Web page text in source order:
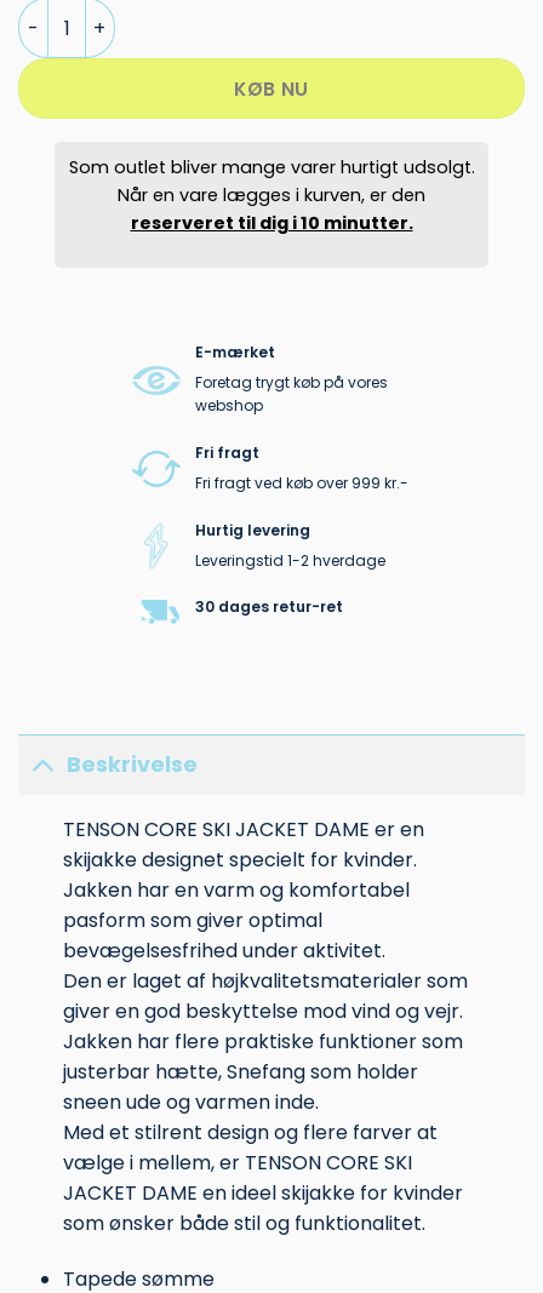
TENSON CORE JAKKE DAME antal
KØB NU
Som outlet bliver mange varer hurtigt udsolgt.
Når en vare lægges i kurven, er den
reserveret til dig i 10 minutter.
E-mærket
Foretag trygt køb på vores
webshop
Fri fragt
Fri fragt ved køb over 999 kr.-
Hurtig levering
Leveringstid 1-2 hverdage
30 dages retur-ret
Beskrivelse
TENSON CORE SKI JACKET DAME er en
skijakke designet specielt for kvinder.
Jakken har en varm og komfortabel
pasform som giver optimal
bevægelsesfrihed under aktivitet.
Den er laget af højkvalitetsmaterialer som
giver en god beskyttelse mod vind og vejr.
Jakken har flere praktiske funktioner som
justerbar hætte, Snefang som holder
sneen ude og varmen inde.
Med et stilrent design og flere farver at
vælge i mellem, er TENSON CORE SKI
JACKET DAME en ideel skijakke for kvinder
som ønsker både stil og funktionalitet.
Tapede sømme